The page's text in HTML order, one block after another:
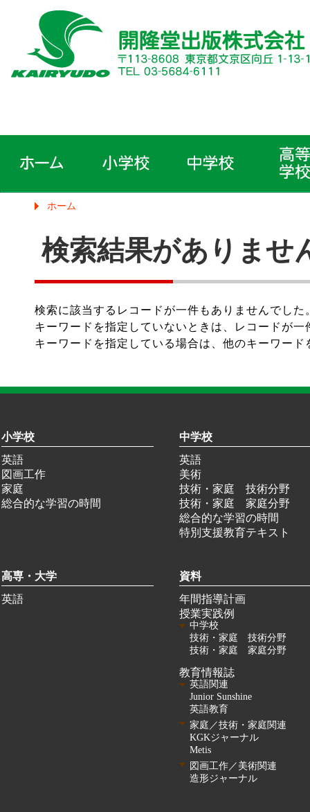
ホーム
検索結果がありませ
検索に該当するレコードが一件もありませんでした
キーワードを指定していないときは、レコードが
キーワードを指定している場合は、他のキーワード
小学校
英語
図画工作
家庭
総合的な学習の時間
中学校
英語
美術
技術・家庭 技術分野
技術・家庭 家庭分野
総合的な学習の時間
特別支援教育テキスト
高専・大学
英語
資料
年間指導計画
授業実践例
中学校
技術・家庭 技術分野
技術・家庭 家庭分野
教育情報誌
英語関連
Junior Sunshine
英語教育
家庭／技術・家庭関連
KGKジャーナル
Metis
図画工作／美術関連
造形ジャーナル